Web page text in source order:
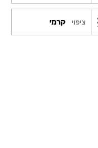
ציפוי קרמי